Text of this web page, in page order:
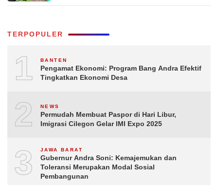
TERPOPULER
1 BANTEN
Pengamat Ekonomi: Program Bang Andra Efektif
Tingkatkan Ekonomi Desa
2 NEWS
Permudah Membuat Paspor di Hari Libur,
Imigrasi Cilegon Gelar IMI Expo 2025
3 JAWA BARAT
Gubernur Andra Soni: Kemajemukan dan
Toleransi Merupakan Modal Sosial
Pembangunan